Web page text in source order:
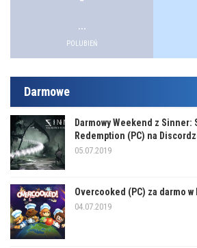
...
POLUBIEŃ
Darmowe
Darmowy Weekend z
Redemption (PC) na
05.07.2019
Overcooked (PC) za darmo w
04.07.2019